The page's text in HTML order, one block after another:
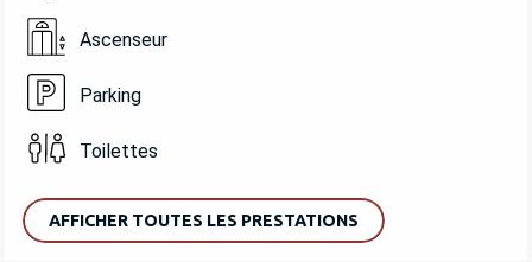
Ascenseur
Parking
Toilettes
AFFICHER TOUTES LES PRESTATIONS